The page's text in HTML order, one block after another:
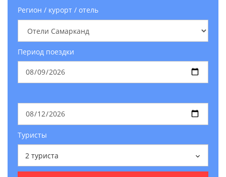
Регион / курорт / отель
Период поездки
Туристы
2 туриста